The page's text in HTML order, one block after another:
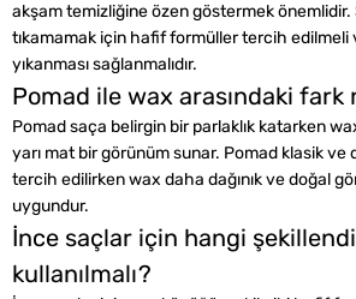
akşam temizliğine özen göstermek önemlidir.
tıkamamak için hafif formüller tercih edilmeli
yıkanması sağlanmalıdır.
Pomad ile wax arasındaki fark
Pomad saça belirgin bir parlaklık katarken
yarı mat bir görünüm sunar. Pomad klasik ve
tercih edilirken wax daha dağınık ve doğal
uygundur.
İnce saçlar için hangi
kullanılmalı?